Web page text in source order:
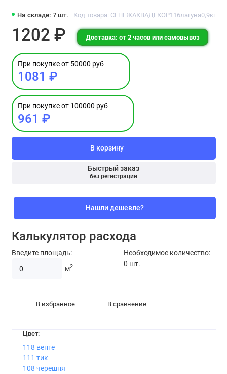
На складе: 7 шт. Код товара: СЕНЕЖАКВАДЕКОР116лагуна0,9кг
1202 ₽ Доставка: от 2 часов или самовывоз
При покупке от 50000 руб
1081 ₽
При покупке от 100000 руб
961 ₽
В корзину
Быстрый заказ
без регистрации
Нашли дешевле?
Калькулятор расхода
Введите площадь:
м2
Необходимое количество:
0 шт.
В избранное В сравнение
Цвет:
118 венге
111 тик
108 черешня